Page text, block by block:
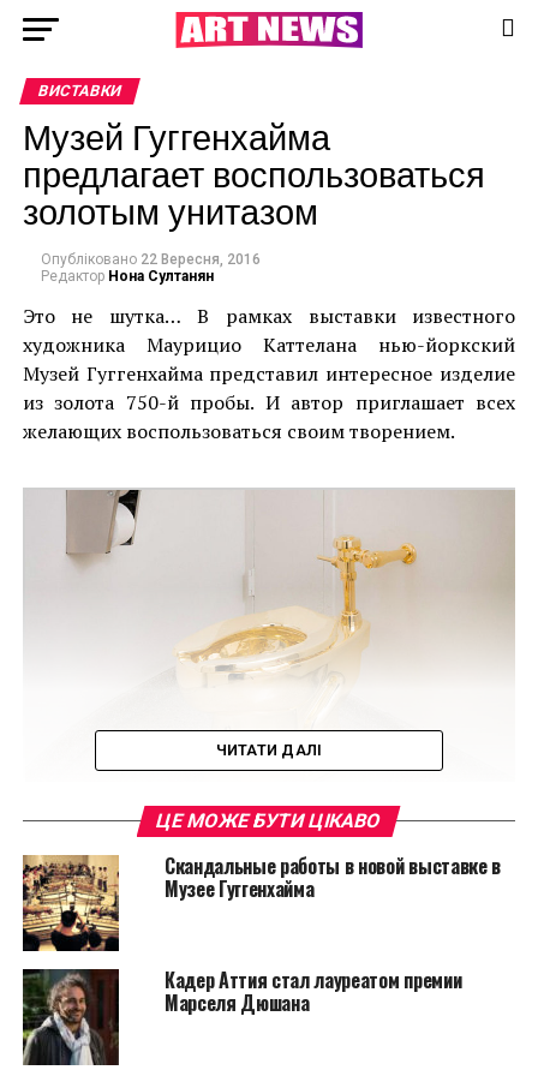
ВИСТАВКИ
Музей Гуггенхайма
предлагает воспользоваться
золотым унитазом
Опубліковано 22 Вересня, 2016
Редактор Нона Султанян
Это не шутка… В рамках выставки известного
художника Маурицио Каттелана нью-йоркский
Музей Гуггенхайма представил интересное изделие
из золота 750-й пробы. И автор приглашает всех
желающих воспользоваться своим творением.
Читайте также:Невероятно объемные
картины аквариумных рыбок японского
художника Riusuke Fukahori
Испробовать изделие предлагается стандартным
способом, то есть в отдельной комнате и наедине. В
день открытия выставки первыми воспользоваться
золотым унитазом согласились четыре женщины,
ЧИТАТИ ДАЛІ
ЦЕ МОЖЕ БУТИ ЦІКАВО
Скандальные работы в новой выставке в
Музее Гуггенхайма
Кадер Аттия стал лауреатом премии
Марселя Дюшана